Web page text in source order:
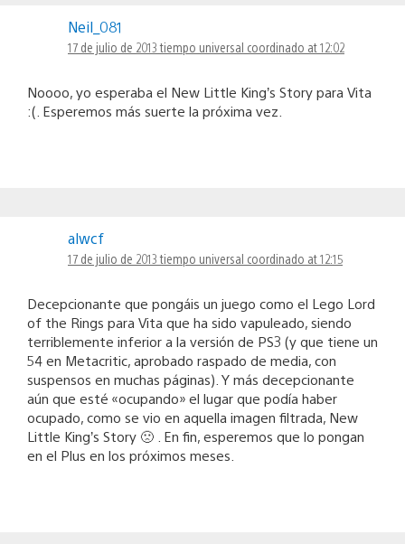
Neil_081
17 de julio de 2013 tiempo universal coordinado at 12:02
Noooo, yo esperaba el New Little King’s Story para Vita
:(. Esperemos más suerte la próxima vez.
alwcf
17 de julio de 2013 tiempo universal coordinado at 12:15
Decepcionante que pongáis un juego como el Lego Lord
of the Rings para Vita que ha sido vapuleado, siendo
terriblemente inferior a la versión de PS3 (y que tiene un
54 en Metacritic, aprobado raspado de media, con
suspensos en muchas páginas). Y más decepcionante
aún que esté «ocupando» el lugar que podía haber
ocupado, como se vio en aquella imagen filtrada, New
Little King’s Story 🙁 . En fin, esperemos que lo pongan
en el Plus en los próximos meses.